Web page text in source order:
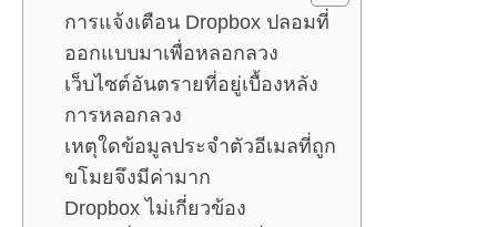
การแจ้งเตือน Dropbox ปลอมที่
ออกแบบมาเพื่อหลอกลวง
เว็บไซต์อันตรายที่อยู่เบื้องหลัง
การหลอกลวง
เหตุใดข้อมูลประจำตัวอีเมลที่ถูก
ขโมยจึงมีค่ามาก
Dropbox ไม่เกี่ยวข้อง